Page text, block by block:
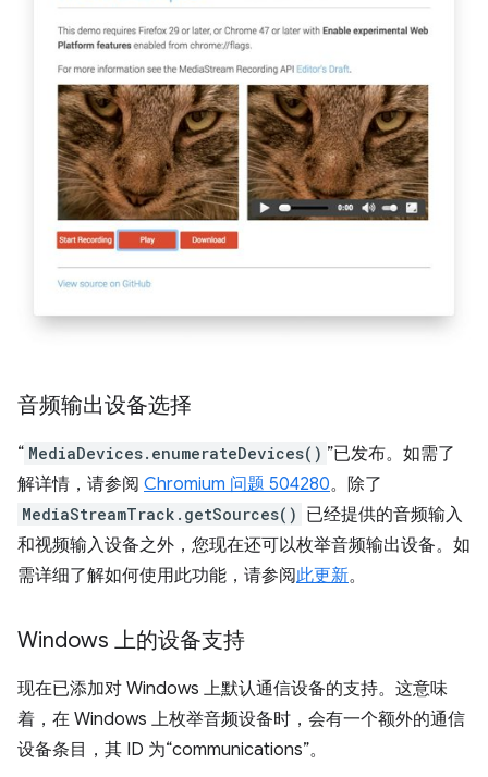
音频输出设备选择
“ MediaDevices.enumerateDevices() ”已发布。如需了
解详情，请参阅 Chromium 问题 504280。除了
MediaStreamTrack.getSources() 已经提供的音频输入
和视频输入设备之外，您现在还可以枚举音频输出设备。如
需详细了解如何使用此功能，请参阅此更新。
Windows 上的设备支持
现在已添加对 Windows 上默认通信设备的支持。这意味
着，在 Windows 上枚举音频设备时，会有一个额外的通信
设备条目，其 ID 为“communications”。